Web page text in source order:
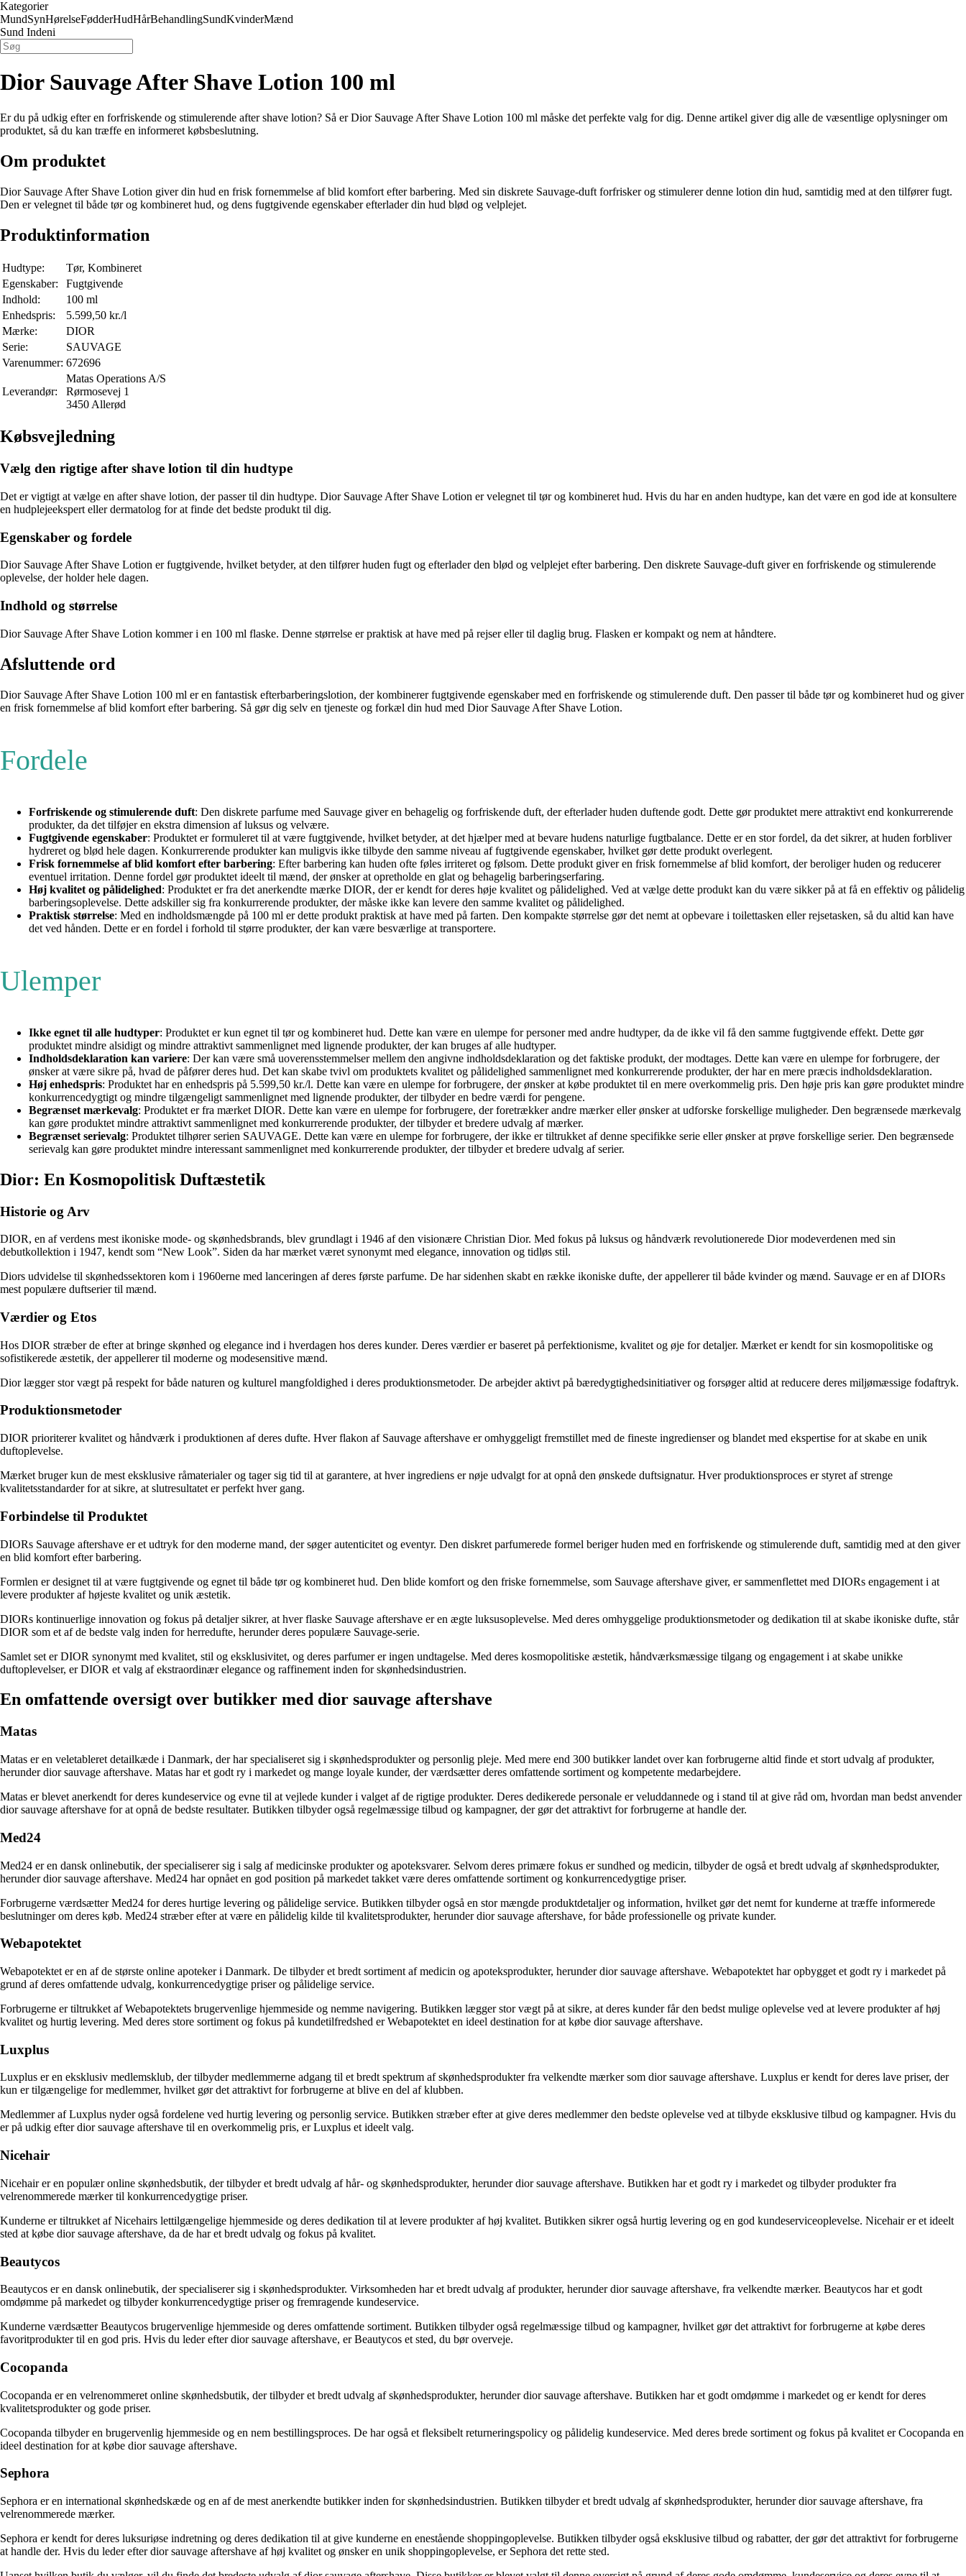
Kategorier
MundSynHørelseFødderHudHårBehandlingSundKvinderMænd
Sund Indeni
Dior Sauvage After Shave Lotion 100 ml
Er du på udkig efter en forfriskende og stimulerende after shave lotion? Så er Dior Sauvage After Shave Lotion 100 ml måske det perfekte valg for dig. Denne artikel giver dig alle de væsentlige oplysninger om
produktet, så du kan træffe en informeret købsbeslutning.
Om produktet
Dior Sauvage After Shave Lotion giver din hud en frisk fornemmelse af blid komfort efter barbering. Med sin diskrete Sauvage-duft forfrisker og stimulerer denne lotion din hud, samtidig med at den tilfører fugt.
Den er velegnet til både tør og kombineret hud, og dens fugtgivende egenskaber efterlader din hud blød og velplejet.
Produktinformation
Hudtype:
Tør, Kombineret
Egenskaber:
Fugtgivende
Indhold:
100 ml
Enhedspris:
5.599,50 kr./l
Mærke:
DIOR
Serie:
SAUVAGE
Varenummer: 672696
Leverandør:
Matas Operations A/S
Rørmosevej 1
3450 Allerød
Købsvejledning
Vælg den rigtige after shave lotion til din hudtype
Det er vigtigt at vælge en after shave lotion, der passer til din hudtype. Dior Sauvage After Shave Lotion er velegnet til tør og kombineret hud. Hvis du har en anden hudtype, kan det være en god ide at konsultere
en hudplejeekspert eller dermatolog for at finde det bedste produkt til dig.
Egenskaber og fordele
Dior Sauvage After Shave Lotion er fugtgivende, hvilket betyder, at den tilfører huden fugt og efterlader den blød og velplejet efter barbering. Den diskrete Sauvage-duft giver en forfriskende og stimulerende
oplevelse, der holder hele dagen.
Indhold og størrelse
Dior Sauvage After Shave Lotion kommer i en 100 ml flaske. Denne størrelse er praktisk at have med på rejser eller til daglig brug. Flasken er kompakt og nem at håndtere.
Afsluttende ord
Dior Sauvage After Shave Lotion 100 ml er en fantastisk efterbarberingslotion, der kombinerer fugtgivende egenskaber med en forfriskende og stimulerende duft. Den passer til både tør og kombineret hud og giver
en frisk fornemmelse af blid komfort efter barbering. Så gør dig selv en tjeneste og forkæl din hud med Dior Sauvage After Shave Lotion.
Fordele
Forfriskende og stimulerende duft: Den diskrete parfume med Sauvage giver en behagelig og forfriskende duft, der efterlader huden duftende godt. Dette gør produktet mere attraktivt end konkurrerende
produkter, da det tilføjer en ekstra dimension af luksus og velvære.
Fugtgivende egenskaber: Produktet er formuleret til at være fugtgivende, hvilket betyder, at det hjælper med at bevare hudens naturlige fugtbalance. Dette er en stor fordel, da det sikrer, at huden forbliver
hydreret og blød hele dagen. Konkurrerende produkter kan muligvis ikke tilbyde den samme niveau af fugtgivende egenskaber, hvilket gør dette produkt overlegent.
Frisk fornemmelse af blid komfort efter barbering: Efter barbering kan huden ofte føles irriteret og følsom. Dette produkt giver en frisk fornemmelse af blid komfort, der beroliger huden og reducerer
eventuel irritation. Denne fordel gør produktet ideelt til mænd, der ønsker at opretholde en glat og behagelig barberingserfaring.
Høj kvalitet og pålidelighed: Produktet er fra det anerkendte mærke DIOR, der er kendt for deres høje kvalitet og pålidelighed. Ved at vælge dette produkt kan du være sikker på at få en effektiv og pålidelig
barberingsoplevelse. Dette adskiller sig fra konkurrerende produkter, der måske ikke kan levere den samme kvalitet og pålidelighed.
Praktisk størrelse: Med en indholdsmængde på 100 ml er dette produkt praktisk at have med på farten. Den kompakte størrelse gør det nemt at opbevare i toilettasken eller rejsetasken, så du altid kan have
det ved hånden. Dette er en fordel i forhold til større produkter, der kan være besværlige at transportere.
Ulemper
Ikke egnet til alle hudtyper: Produktet er kun egnet til tør og kombineret hud. Dette kan være en ulempe for personer med andre hudtyper, da de ikke vil få den samme fugtgivende effekt. Dette gør
produktet mindre alsidigt og mindre attraktivt sammenlignet med lignende produkter, der kan bruges af alle hudtyper.
Indholdsdeklaration kan variere: Der kan være små uoverensstemmelser mellem den angivne indholdsdeklaration og det faktiske produkt, der modtages. Dette kan være en ulempe for forbrugere, der
ønsker at være sikre på, hvad de påfører deres hud. Det kan skabe tvivl om produktets kvalitet og pålidelighed sammenlignet med konkurrerende produkter, der har en mere præcis indholdsdeklaration.
Høj enhedspris: Produktet har en enhedspris på 5.599,50 kr./l. Dette kan være en ulempe for forbrugere, der ønsker at købe produktet til en mere overkommelig pris. Den høje pris kan gøre produktet mindre
konkurrencedygtigt og mindre tilgængeligt sammenlignet med lignende produkter, der tilbyder en bedre værdi for pengene.
Begrænset mærkevalg: Produktet er fra mærket DIOR. Dette kan være en ulempe for forbrugere, der foretrækker andre mærker eller ønsker at udforske forskellige muligheder. Den begrænsede mærkevalg
kan gøre produktet mindre attraktivt sammenlignet med konkurrerende produkter, der tilbyder et bredere udvalg af mærker.
Begrænset serievalg: Produktet tilhører serien SAUVAGE. Dette kan være en ulempe for forbrugere, der ikke er tiltrukket af denne specifikke serie eller ønsker at prøve forskellige serier. Den begrænsede
serievalg kan gøre produktet mindre interessant sammenlignet med konkurrerende produkter, der tilbyder et bredere udvalg af serier.
Dior: En Kosmopolitisk Duftæstetik
Historie og Arv
DIOR, en af ​​verdens mest ikoniske mode- og skønhedsbrands, blev grundlagt i 1946 af den visionære Christian Dior. Med fokus på luksus og håndværk revolutionerede Dior modeverdenen med sin
debutkollektion i 1947, kendt som “New Look”. Siden da har mærket været synonymt med elegance, innovation og tidløs stil.
Diors udvidelse til skønhedssektoren kom i 1960erne med lanceringen af ​​deres første parfume. De har sidenhen skabt en række ikoniske dufte, der appellerer til både kvinder og mænd. Sauvage er en af ​​DIORs
mest populære duftserier til mænd.
Værdier og Etos
Hos DIOR stræber de efter at bringe skønhed og elegance ind i hverdagen hos deres kunder. Deres værdier er baseret på perfektionisme, kvalitet og øje for detaljer. Mærket er kendt for sin kosmopolitiske og
sofistikerede æstetik, der appellerer til moderne og modesensitive mænd.
Dior lægger stor vægt på respekt for både naturen og kulturel mangfoldighed i deres produktionsmetoder. De arbejder aktivt på bæredygtighedsinitiativer og forsøger altid at reducere deres miljømæssige fodaftryk.
Produktionsmetoder
DIOR prioriterer kvalitet og håndværk i produktionen af deres dufte. Hver flakon af Sauvage aftershave er omhyggeligt fremstillet med de fineste ingredienser og blandet med ekspertise for at skabe en unik
duftoplevelse.
Mærket bruger kun de mest eksklusive råmaterialer og tager sig tid til at garantere, at hver ingrediens er nøje udvalgt for at opnå den ønskede duftsignatur. Hver produktionsproces er styret af strenge
kvalitetsstandarder for at sikre, at slutresultatet er perfekt hver gang.
Forbindelse til Produktet
DIORs Sauvage aftershave er et udtryk for den moderne mand, der søger autenticitet og eventyr. Den diskret parfumerede formel beriger huden med en forfriskende og stimulerende duft, samtidig med at den giver
en blid komfort efter barbering.
Formlen er designet til at være fugtgivende og egnet til både tør og kombineret hud. Den blide komfort og den friske fornemmelse, som Sauvage aftershave giver, er sammenflettet med DIORs engagement i at
levere produkter af højeste kvalitet og unik æstetik.
DIORs kontinuerlige innovation og fokus på detaljer sikrer, at hver flaske Sauvage aftershave er en ægte luksusoplevelse. Med deres omhyggelige produktionsmetoder og dedikation til at skabe ikoniske dufte, står
DIOR som et af de bedste valg inden for herredufte, herunder deres populære Sauvage-serie.
Samlet set er DIOR synonymt med kvalitet, stil og eksklusivitet, og deres parfumer er ingen undtagelse. Med deres kosmopolitiske æstetik, håndværksmæssige tilgang og engagement i at skabe unikke
duftoplevelser, er DIOR et valg af ekstraordinær elegance og raffinement inden for skønhedsindustrien.
En omfattende oversigt over butikker med dior sauvage aftershave
Matas
Matas er en veletableret detailkæde i Danmark, der har specialiseret sig i skønhedsprodukter og personlig pleje. Med mere end 300 butikker landet over kan forbrugerne altid finde et stort udvalg af produkter,
herunder dior sauvage aftershave. Matas har et godt ry i markedet og mange loyale kunder, der værdsætter deres omfattende sortiment og kompetente medarbejdere.
Matas er blevet anerkendt for deres kundeservice og evne til at vejlede kunder i valget af de rigtige produkter. Deres dedikerede personale er veluddannede og i stand til at give råd om, hvordan man bedst anvender
dior sauvage aftershave for at opnå de bedste resultater. Butikken tilbyder også regelmæssige tilbud og kampagner, der gør det attraktivt for forbrugerne at handle der.
Med24
Med24 er en dansk onlinebutik, der specialiserer sig i salg af medicinske produkter og apoteksvarer. Selvom deres primære fokus er sundhed og medicin, tilbyder de også et bredt udvalg af skønhedsprodukter,
herunder dior sauvage aftershave. Med24 har opnået en god position på markedet takket være deres omfattende sortiment og konkurrencedygtige priser.
Forbrugerne værdsætter Med24 for deres hurtige levering og pålidelige service. Butikken tilbyder også en stor mængde produktdetaljer og information, hvilket gør det nemt for kunderne at træffe informerede
beslutninger om deres køb. Med24 stræber efter at være en pålidelig kilde til kvalitetsprodukter, herunder dior sauvage aftershave, for både professionelle og private kunder.
Webapotektet
Webapotektet er en af de største online apoteker i Danmark. De tilbyder et bredt sortiment af medicin og apoteksprodukter, herunder dior sauvage aftershave. Webapotektet har opbygget et godt ry i markedet på
grund af deres omfattende udvalg, konkurrencedygtige priser og pålidelige service.
Forbrugerne er tiltrukket af Webapotektets brugervenlige hjemmeside og nemme navigering. Butikken lægger stor vægt på at sikre, at deres kunder får den bedst mulige oplevelse ved at levere produkter af høj
kvalitet og hurtig levering. Med deres store sortiment og fokus på kundetilfredshed er Webapotektet en ideel destination for at købe dior sauvage aftershave.
Luxplus
Luxplus er en eksklusiv medlemsklub, der tilbyder medlemmerne adgang til et bredt spektrum af skønhedsprodukter fra velkendte mærker som dior sauvage aftershave. Luxplus er kendt for deres lave priser, der
kun er tilgængelige for medlemmer, hvilket gør det attraktivt for forbrugerne at blive en del af klubben.
Medlemmer af Luxplus nyder også fordelene ved hurtig levering og personlig service. Butikken stræber efter at give deres medlemmer den bedste oplevelse ved at tilbyde eksklusive tilbud og kampagner. Hvis du
er på udkig efter dior sauvage aftershave til en overkommelig pris, er Luxplus et ideelt valg.
Nicehair
Nicehair er en populær online skønhedsbutik, der tilbyder et bredt udvalg af hår- og skønhedsprodukter, herunder dior sauvage aftershave. Butikken har et godt ry i markedet og tilbyder produkter fra
velrenommerede mærker til konkurrencedygtige priser.
Kunderne er tiltrukket af Nicehairs lettilgængelige hjemmeside og deres dedikation til at levere produkter af høj kvalitet. Butikken sikrer også hurtig levering og en god kundeserviceoplevelse. Nicehair er et ideelt
sted at købe dior sauvage aftershave, da de har et bredt udvalg og fokus på kvalitet.
Beautycos
Beautycos er en dansk onlinebutik, der specialiserer sig i skønhedsprodukter. Virksomheden har et bredt udvalg af produkter, herunder dior sauvage aftershave, fra velkendte mærker. Beautycos har et godt
omdømme på markedet og tilbyder konkurrencedygtige priser og fremragende kundeservice.
Kunderne værdsætter Beautycos brugervenlige hjemmeside og deres omfattende sortiment. Butikken tilbyder også regelmæssige tilbud og kampagner, hvilket gør det attraktivt for forbrugerne at købe deres
favoritprodukter til en god pris. Hvis du leder efter dior sauvage aftershave, er Beautycos et sted, du bør overveje.
Cocopanda
Cocopanda er en velrenommeret online skønhedsbutik, der tilbyder et bredt udvalg af skønhedsprodukter, herunder dior sauvage aftershave. Butikken har et godt omdømme i markedet og er kendt for deres
kvalitetsprodukter og gode priser.
Cocopanda tilbyder en brugervenlig hjemmeside og en nem bestillingsproces. De har også et fleksibelt returneringspolicy og pålidelig kundeservice. Med deres brede sortiment og fokus på kvalitet er Cocopanda en
ideel destination for at købe dior sauvage aftershave.
Sephora
Sephora er en international skønhedskæde og en af de mest anerkendte butikker inden for skønhedsindustrien. Butikken tilbyder et bredt udvalg af skønhedsprodukter, herunder dior sauvage aftershave, fra
velrenommerede mærker.
Sephora er kendt for deres luksuriøse indretning og deres dedikation til at give kunderne en enestående shoppingoplevelse. Butikken tilbyder også eksklusive tilbud og rabatter, der gør det attraktivt for forbrugerne
at handle der. Hvis du leder efter dior sauvage aftershave af høj kvalitet og ønsker en unik shoppingoplevelse, er Sephora det rette sted.